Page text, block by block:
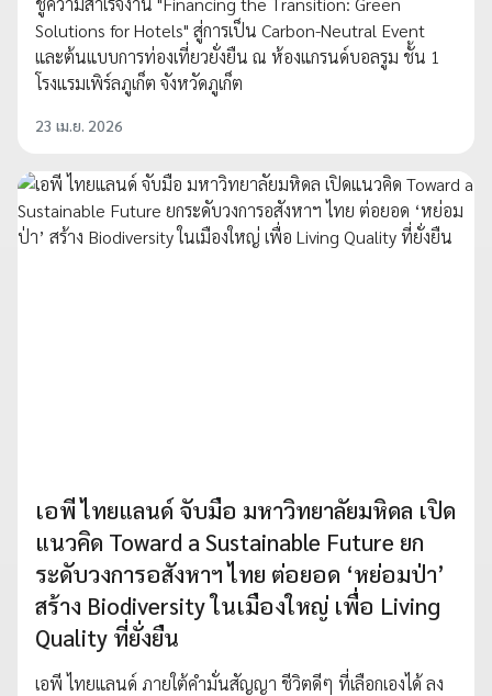
Solutions for Hotels" สู่การเป็น Carbon-Neutral Event
และต้นแบบการท่องเที่ยวยั่งยืน ณ ห้องแกรนด์บอลรูม ชั้น 1
โรงแรมเพิร์ลภูเก็ต จังหวัดภูเก็ต
23 เม.ย. 2026
เอพี ไทยแลนด์ จับมือ มหาวิทยาลัยมหิดล เปิด
แนวคิด Toward a Sustainable Future ยก
ระดับวงการอสังหาฯ ไทย ต่อยอด ‘หย่อมป่า’
สร้าง Biodiversity ในเมืองใหญ่ เพื่อ Living
Quality ที่ยั่งยืน
เอพี ไทยแลนด์ ภายใต้คำมั่นสัญญา ชีวิตดีๆ ที่เลือกเองได้ ลง